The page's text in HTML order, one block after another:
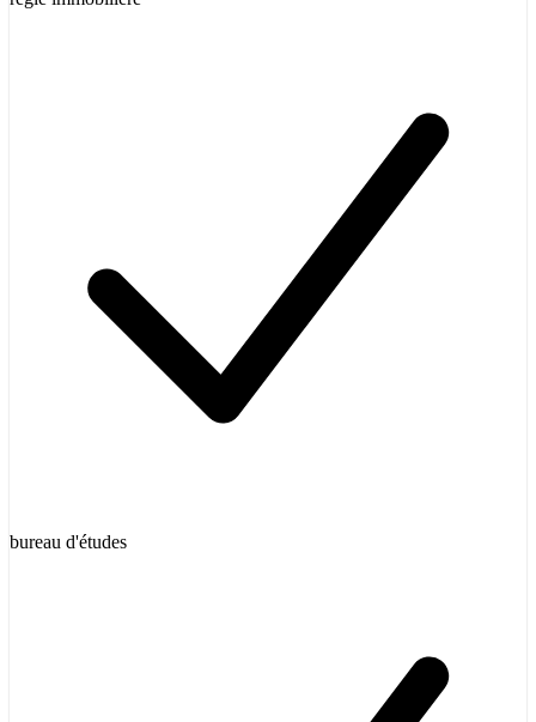
bureau d'études